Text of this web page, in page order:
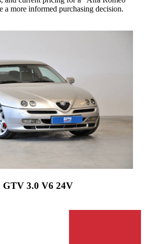
more informed purchasing decision.
GTV 3.0 V6 24V